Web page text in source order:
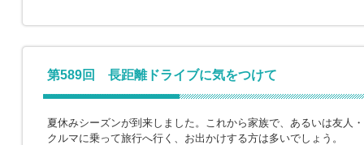
第589回 長距離ドライブに気をつけて
夏休みシーズンが到来しました。これから家族で、あるいは友人
クルマに乗って旅行へ行く、お出かけする方は多いでしょう。